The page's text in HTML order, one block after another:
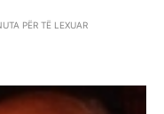
PËR TË LEXUAR